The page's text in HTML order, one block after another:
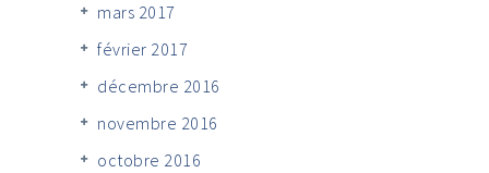
mars 2017
février 2017
décembre 2016
novembre 2016
octobre 2016